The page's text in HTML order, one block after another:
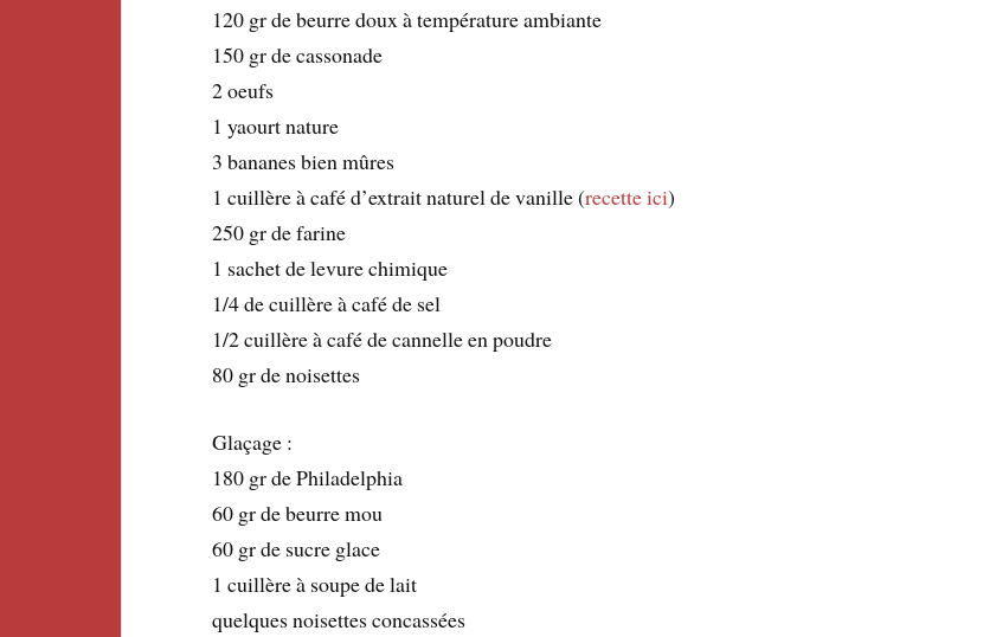
120 gr de beurre doux à température ambiante
150 gr de cassonade
2 oeufs
1 yaourt nature
3 bananes bien mûres
1 cuillère à café d’extrait naturel de vanille (recette ici)
250 gr de farine
1 sachet de levure chimique
1/4 de cuillère à café de sel
1/2 cuillère à café de cannelle en poudre
80 gr de noisettes
Glaçage :
180 gr de Philadelphia
60 gr de beurre mou
60 gr de sucre glace
1 cuillère à soupe de lait
quelques noisettes concassées